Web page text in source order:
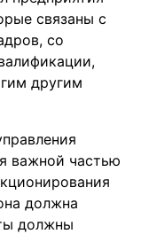
связаны с
со
другим
важной частью
должна
должны